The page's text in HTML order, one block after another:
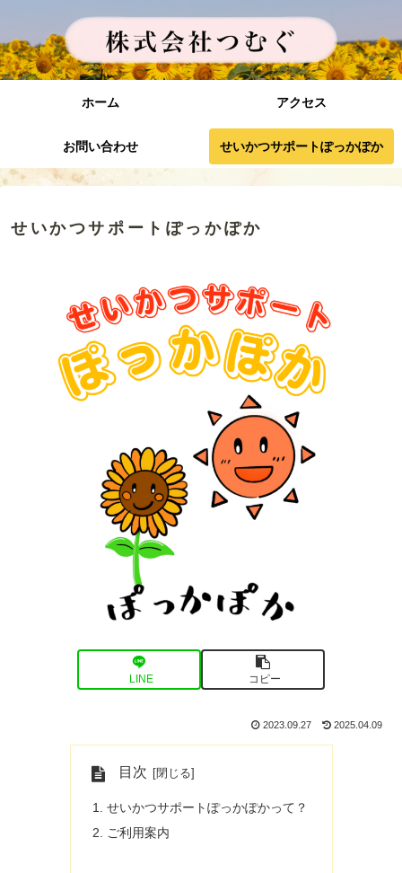
ホーム アクセス
お問い合わせ せいかつサポートぽっかぽか
せいかつサポートぽっかぽか
LINE コピー
2023.09.27 2025.04.09
目次
せいかつサポートぽっかぽかって？
ご利用案内